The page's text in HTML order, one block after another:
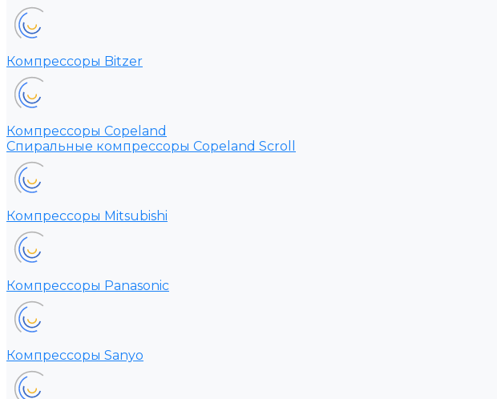
Компрессоры Bitzer
Компрессоры Copeland
Спиральные компрессоры Copeland Scroll
Компрессоры Mitsubishi
Компрессоры Panasonic
Компрессоры Sanyo